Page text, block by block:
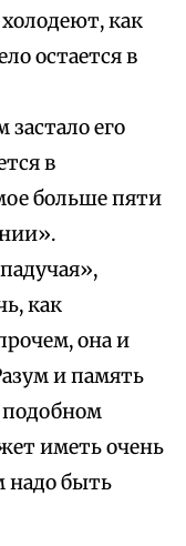
как
остается в
его
в
больше пяти
как
она и
и память
подобном
иметь очень
надо быть